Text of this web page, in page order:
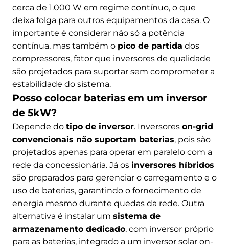
cerca de 1.000 W em regime contínuo, o que
deixa folga para outros equipamentos da casa. O
importante é considerar não só a potência
contínua, mas também o pico de partida dos
compressores, fator que inversores de qualidade
são projetados para suportar sem comprometer a
estabilidade do sistema.
Posso colocar baterias em um inversor
de 5kW?
Depende do tipo de inversor. Inversores on-grid
convencionais não suportam baterias, pois são
projetados apenas para operar em paralelo com a
rede da concessionária. Já os inversores híbridos
são preparados para gerenciar o carregamento e o
uso de baterias, garantindo o fornecimento de
energia mesmo durante quedas da rede. Outra
alternativa é instalar um sistema de
armazenamento dedicado, com inversor próprio
para as baterias, integrado a um inversor solar on-